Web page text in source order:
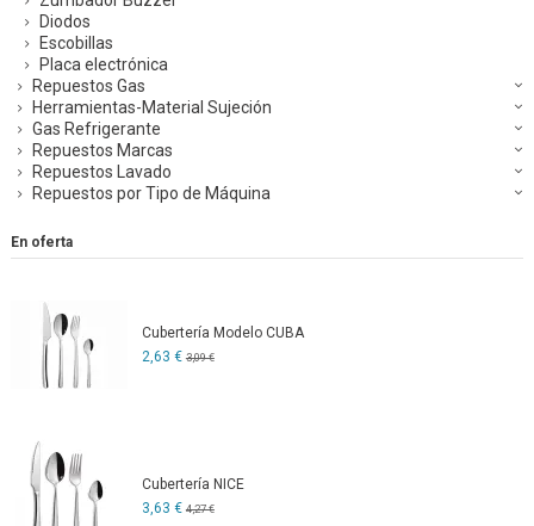
Diodos
Escobillas
Placa electrónica
Repuestos Gas
Herramientas-Material Sujeción
Gas Refrigerante
Repuestos Marcas
Repuestos Lavado
Repuestos por Tipo de Máquina
En oferta
Cubertería Modelo CUBA
2,63 € 3,09 €
Cubertería NICE
3,63 € 4,27 €